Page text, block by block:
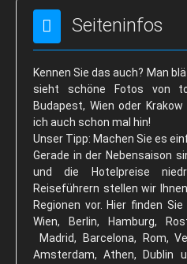
Silvester in Prag
Hotels & Pensionen
Fewos & Häuser
Prag: Hotels & Pensionen
Vintage-Hotels
Wir für Sie
AKRIZO-Reisen: Über uns
Unser Shop
Kontakt
Seiteninfos
Kennen Sie das auch? Man
sieht schöne Fotos von
Budapest, Wien oder
ich auch schon mal hin!
Unser Tipp: Machen Sie es
Gerade in der Nebensaison
und die Hotelpreise
Reiseführern stellen wir
Regionen vor. Hier finden
Wien, Berlin, Hamburg,
Madrid, Barcelona, Rom,
Amsterdam, Athen, Dublin